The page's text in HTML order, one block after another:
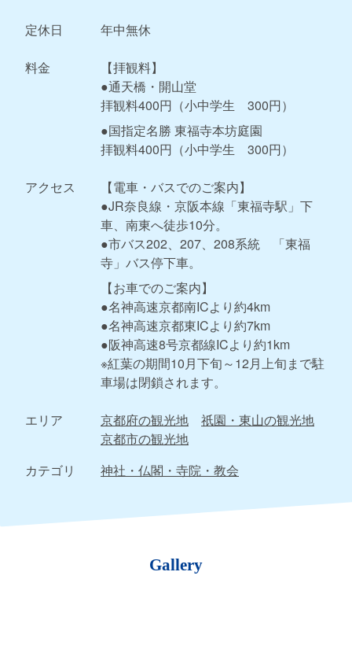
定休日 年中無休
料金
【拝観料】
●通天橋・開山堂
拝観料400円（小中学生 300円）
●国指定名勝 東福寺本坊庭園
拝観料400円（小中学生 300円）
アクセス
【電車・バスでのご案内】
●JR奈良線・京阪本線「東福寺駅」下
車、南東へ徒歩10分。
●市バス202、207、208系統 「東福
寺」バス停下車。
【お車でのご案内】
●名神高速京都南ICより約4km
●名神高速京都東ICより約7km
●阪神高速8号京都線ICより約1km
※紅葉の期間10月下旬～12月上旬まで駐
車場は閉鎖されます。
エリア 京都府の観光地
祇園・東山の観光地
京都市の観光地
カテゴリ
神社・仏閣・寺院・教会
Gallery